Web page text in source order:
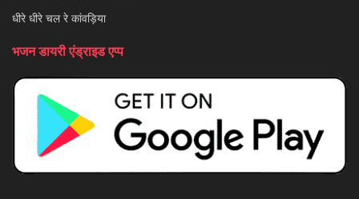
धीरे धीरे चल रे कांवड़िया
भजन डायरी एंड्राइड एप्प